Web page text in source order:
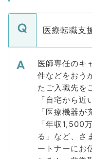
医療転職支
医師専任のキ
件などをおう
たご入職先を
「自宅から近
「医療機器が
「年収1,500
る」など、さ
ートナーにお